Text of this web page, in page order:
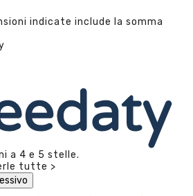
indicate include la somma
a 4 e 5 stelle.
tutte >